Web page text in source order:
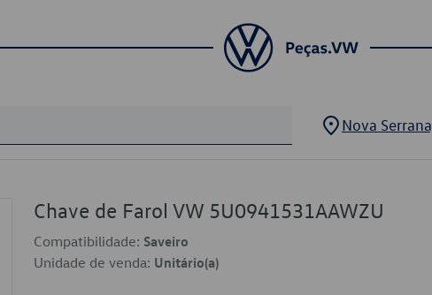
Nova Serrana
Chave de Farol VW 5U0941531AAWZU
Compatibilidade: Saveiro
Unidade de venda: Unitário(a)